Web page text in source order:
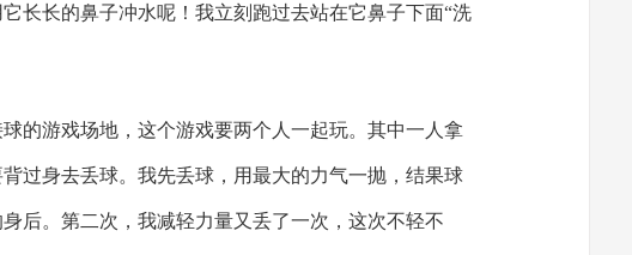
长长的鼻子冲水呢！我立刻跑过去站在它鼻子下面“洗
的游戏场地，这个游戏要两个人一起玩。其中一人拿
过身去丢球。我先丢球，用最大的力气一抛，结果球
后。第二次，我减轻力量又丢了一次，这次不轻不